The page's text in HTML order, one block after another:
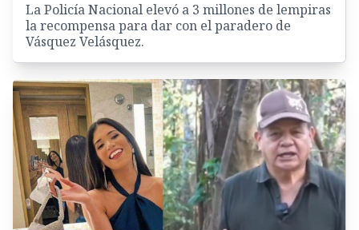
La Policía Nacional elevó a 3 millones de lempiras
la recompensa para dar con el paradero de
Vásquez Velásquez.